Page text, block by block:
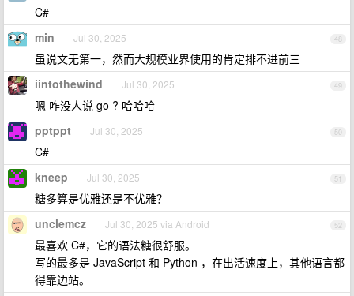
C#
48
min Jul 30, 2025
虽说文无第一，然而大规模业界使用的肯定排不进前三
49
iintothewind Jul 30, 2025
嗯 咋没人说 go ? 哈哈哈
50
pptppt Jul 30, 2025
C#
51
kneep Jul 30, 2025
糖多算是优雅还是不优雅？
52
unclemcz Jul 30, 2025 via Android
最喜欢 C#，它的语法糖很舒服。
写的最多是 JavaScript 和 Python ，在出活速度上，其他语言都
得靠边站。